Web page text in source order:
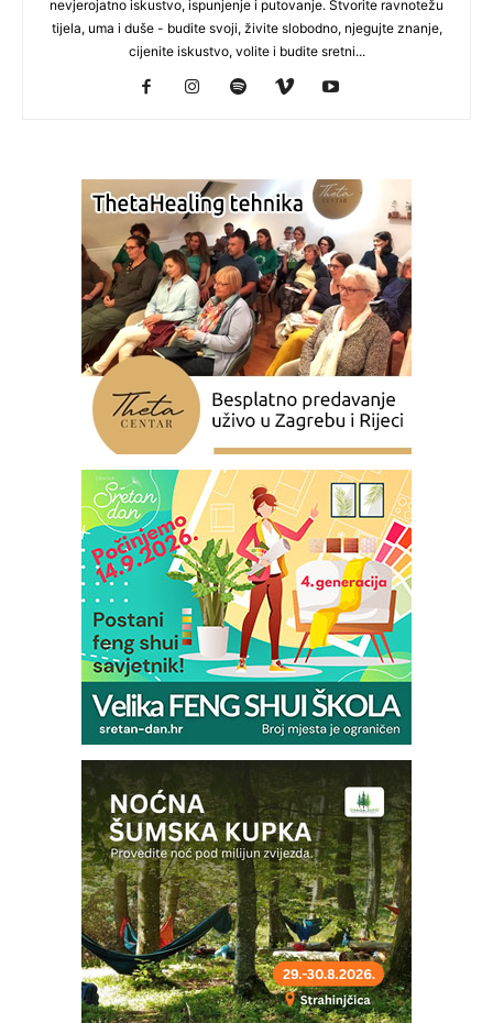
nevjerojatno iskustvo, ispunjenje i putovanje. Stvorite ravnotežu
tijela, uma i duše - budite svoji, živite slobodno, njegujte znanje,
cijenite iskustvo, volite i budite sretni...